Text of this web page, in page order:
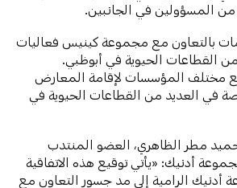
من المسؤولين في الجانبين.
بالتعاون مع مجموعة كينيس فعاليات
القطاعات الحيوية في أبوظبي.
مختلف المؤسسات لإقامة المعارض
في العديد من القطاعات الحيوية في
مطر الظاهري، العضو المنتدب
أدنيك: «يأتي توقيع هذه الاتفاقية
الرامية إلى مد جسور التعاون مع